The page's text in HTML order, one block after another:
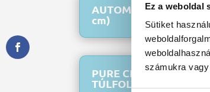
Ez a weboldal
Sütiket
számukra
AUTOMATA LE- ÉS
cm)
PURE CLICK-CLACK
TÚLFOLYÓ SZIFONNAL